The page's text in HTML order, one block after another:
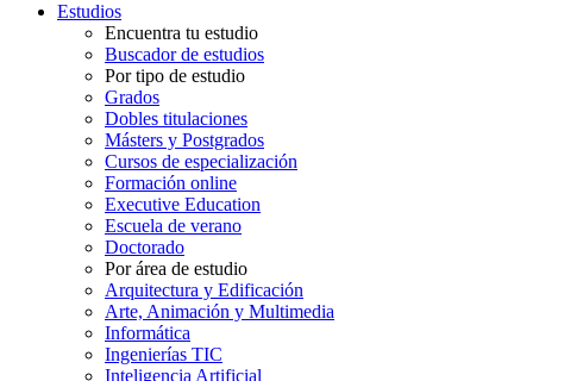
Estudios
Encuentra tu estudio
Buscador de estudios
Por tipo de estudio
Grados
Dobles titulaciones
Másters y Postgrados
Cursos de especialización
Formación online
Executive Education
Escuela de verano
Doctorado
Por área de estudio
Arquitectura y Edificación
Arte, Animación y Multimedia
Informática
Ingenierías TIC
Inteligencia Artificial